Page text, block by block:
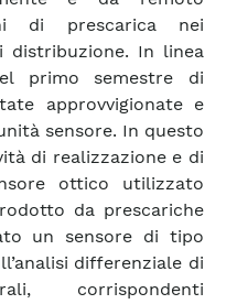
di prescarica nei
distribuzione. In linea
primo semestre di
approvvigionate e
sensore. In questo
di realizzazione e di
ottico utilizzato
da prescariche
un sensore di tipo
differenziale di
corrispondenti